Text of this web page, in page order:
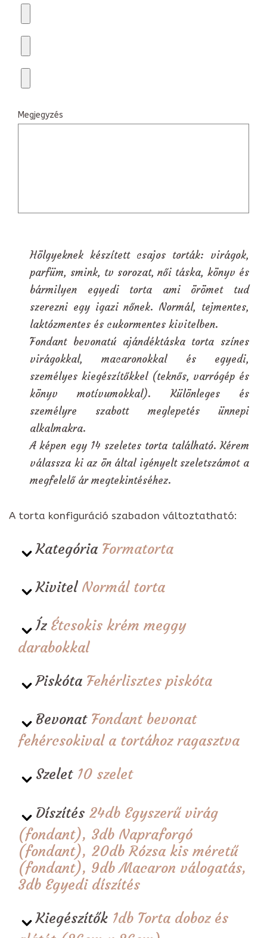
Megjegyzés
Hölgyeknek készített csajos torták: virágok,
parfüm, smink, tv sorozat, női táska, könyv és
bármilyen egyedi torta ami örömet tud
szerezni egy igazi nőnek. Normál, tejmentes,
laktózmentes és cukormentes kivitelben.
Fondant bevonatú ajándéktáska torta színes
virágokkal, macaronokkal és egyedi,
személyes kiegészítőkkel (teknős, varrógép és
könyv motívumokkal). Különleges és
személyre szabott meglepetés ünnepi
alkalmakra.
A képen egy 14 szeletes torta található. Kérem
válassza ki az ön által igényelt szeletszámot a
megfelelő ár megtekintéséhez.
A torta konfiguráció szabadon változtatható:
Kategória Formatorta
Kivitel Normál torta
Íz Étcsokis krém meggy
darabokkal
Piskóta Fehérlisztes piskóta
Bevonat Fondant bevonat
fehércsokival a tortához ragasztva
Szelet 10 szelet
Díszítés 24db Egyszerű virág
(fondant), 3db Napraforgó
(fondant), 20db Rózsa kis méretű
(fondant), 9db Macaron válogatás,
3db Egyedi díszítés
Kiegészítők 1db Torta doboz és